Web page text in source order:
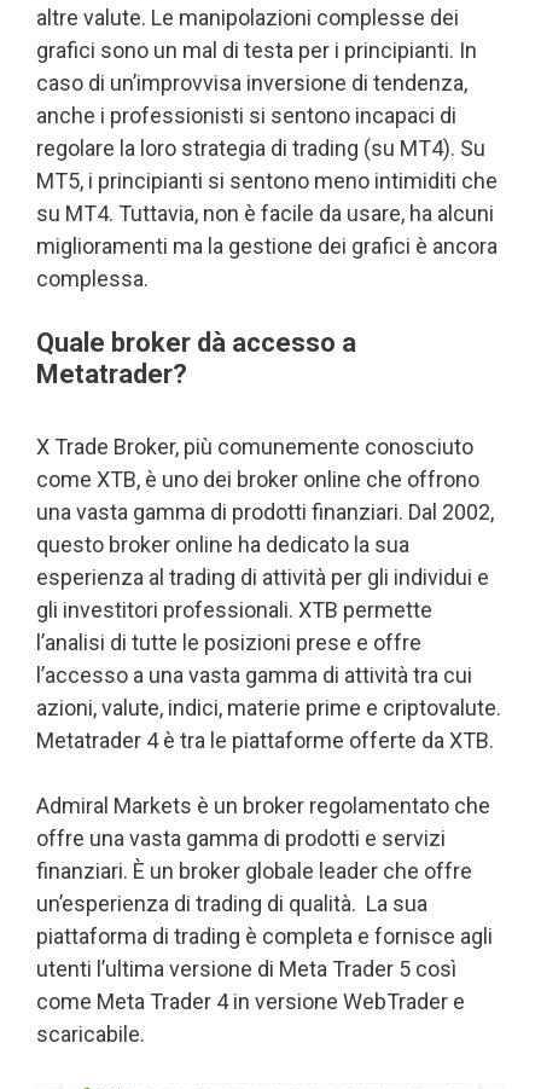
altre valute. Le manipolazioni complesse dei
grafici sono un mal di testa per i principianti. In
caso di un’improvvisa inversione di tendenza,
anche i professionisti si sentono incapaci di
regolare la loro strategia di trading (su MT4). Su
MT5, i principianti si sentono meno intimiditi che
su MT4. Tuttavia, non è facile da usare, ha alcuni
miglioramenti ma la gestione dei grafici è ancora
complessa.
Quale broker dà accesso a
Metatrader?
X Trade Broker, più comunemente conosciuto
come XTB, è uno dei broker online che offrono
una vasta gamma di prodotti finanziari. Dal 2002,
questo broker online ha dedicato la sua
esperienza al trading di attività per gli individui e
gli investitori professionali. XTB permette
l’analisi di tutte le posizioni prese e offre
l’accesso a una vasta gamma di attività tra cui
azioni, valute, indici, materie prime e criptovalute.
Metatrader 4 è tra le piattaforme offerte da XTB.
Admiral Markets è un broker regolamentato che
offre una vasta gamma di prodotti e servizi
finanziari. È un broker globale leader che offre
un’esperienza di trading di qualità. La sua
piattaforma di trading è completa e fornisce agli
utenti l’ultima versione di Meta Trader 5 così
come Meta Trader 4 in versione WebTrader e
scaricabile.